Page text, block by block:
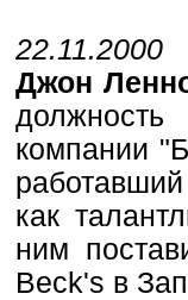
22.11.2000
Джон
компании
как
ним
Beck's в